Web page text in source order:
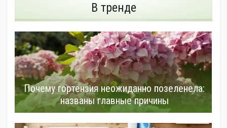
В тренде
Почему гортензия неожиданно позеленела:
названы главные причины